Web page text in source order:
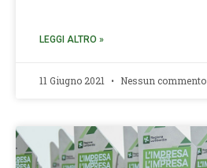
LEGGI ALTRO »
11 Giugno 2021 Nessun commento